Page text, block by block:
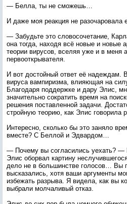
— Белла, ты не сможешь…
И даже моя реакция не разочаровала
— Забудьте это словосочетание,
она тогда, находя всё новые и новые
теории вирусов, вселяя уже и в меня
первооткрывателя.
И вот достойный ответ её надеждам.
вируса вампиризма, влияющая на
Благодаря поддержке и дару Элис,
значительно сократить время на
решения поставленной задачи.
стройную теорию, как Элис говорила
Интересно, сколько бы это заняло
вместе? С Беллой и Эдвардом…
— Почему вы согласились уехать? —
Элис оборвал картину
дело не в большинстве голосов… Вы
высказались, хотя ваши аргументы
избежать разрыва. Я видела, как вы
выбрали молчаливый отказ.